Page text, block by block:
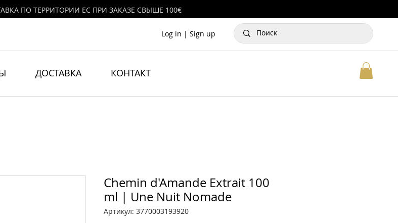
ПО ТЕРРИТОРИИ ЕС ПРИ ЗАКАЗЕ СВЫШЕ 100€
Log in | Sign up
ДОСТАВКА КОНТАКТ
Chemin d'Amande Extrait 100
ml | Une Nuit Nomade
Артикул: 3770003193920